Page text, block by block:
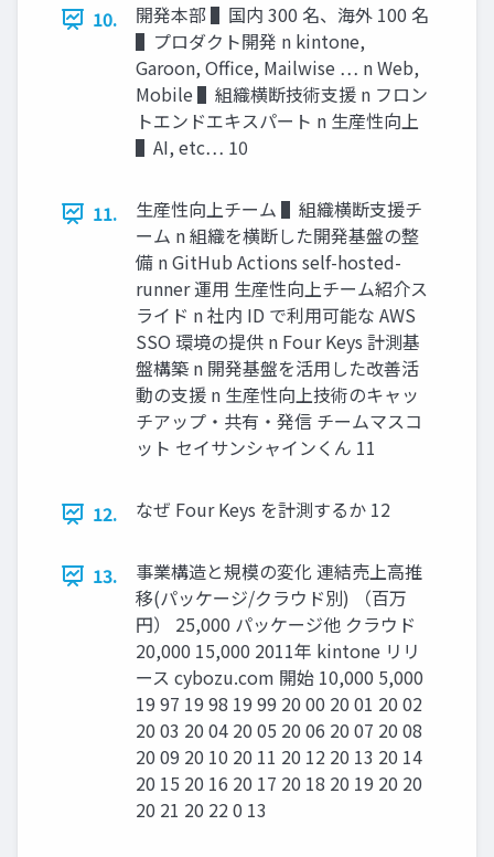
10.
開発本部 ▌国内 300 名、海外 100 名
▌プロダクト開発 n kintone,
Garoon, Office, Mailwise … n Web,
Mobile ▌組織横断技術⽀援 n フロン
トエンドエキスパート n ⽣産性向上
▌AI, etc… 10
11.
⽣産性向上チーム ▌組織横断⽀援チ
ーム n 組織を横断した開発基盤の整
備 n GitHub Actions self-hosted-
runner 運⽤ ⽣産性向上チーム紹介ス
ライド n 社内 ID で利⽤可能な AWS
SSO 環境の提供 n Four Keys 計測基
盤構築 n 開発基盤を活⽤した改善活
動の⽀援 n ⽣産性向上技術のキャッ
チアップ・共有・発信 チームマスコ
ット セイサンシャインくん 11
12. なぜ Four Keys を計測するか 12
13.
事業構造と規模の変化 連結売上⾼推
移(パッケージ/クラウド別) （百万
円） 25,000 パッケージ他 クラウド
20,000 15,000 2011年 kintone リリ
ース cybozu.com 開始 10,000 5,000
19 97 19 98 19 99 20 00 20 01 20 02
20 03 20 04 20 05 20 06 20 07 20 08
20 09 20 10 20 11 20 12 20 13 20 14
20 15 20 16 20 17 20 18 20 19 20 20
20 21 20 22 0 13